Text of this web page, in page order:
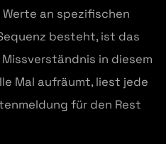
an spezifischen
besteht, ist das
in diesem
Mal aufräumt, liest jede
für den Rest